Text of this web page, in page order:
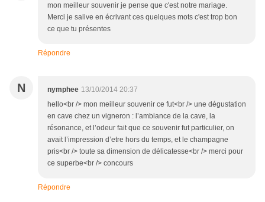
mon meilleur souvenir je pense que c'est notre mariage.
Merci je salive en écrivant ces quelques mots c'est trop bon
ce que tu présentes
Répondre
N nymphee 13/10/2014 20:37
hello<br /> mon meilleur souvenir ce fut<br /> une dégustation
en cave chez un vigneron : l’ambiance de la cave, la
résonance, et l’odeur fait que ce souvenir fut particulier, on
avait l’impression d’etre hors du temps, et le champagne
pris<br /> toute sa dimension de délicatesse<br /> merci pour
ce superbe<br /> concours
Répondre